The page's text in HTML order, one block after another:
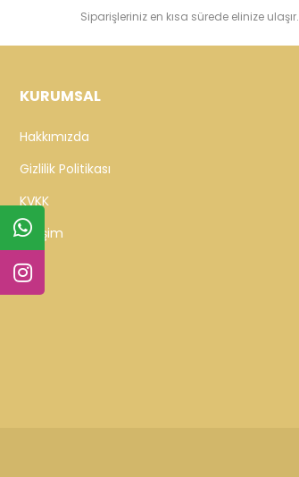
Siparişleriniz en kısa sürede elinize ulaşır.
KURUMSAL
Hakkımızda
Gizlilik Politikası
KVKK
İletişim